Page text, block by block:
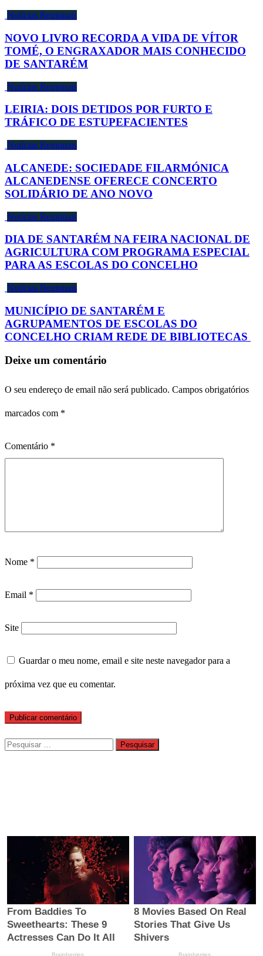
Notícias Regionais
NOVO LIVRO RECORDA A VIDA DE VÍTOR
TOMÉ, O ENGRAXADOR MAIS CONHECIDO
DE SANTARÉM
Notícias Regionais
LEIRIA: DOIS DETIDOS POR FURTO E
TRÁFICO DE ESTUPEFACIENTES
Notícias Regionais
ALCANEDE: SOCIEDADE FILARMÓNICA
ALCANEDENSE OFERECE CONCERTO
SOLIDÁRIO DE ANO NOVO
Notícias Regionais
DIA DE SANTARÉM NA FEIRA NACIONAL DE
AGRICULTURA COM PROGRAMA ESPECIAL
PARA AS ESCOLAS DO CONCELHO
Notícias Regionais
MUNICÍPIO DE SANTARÉM E
AGRUPAMENTOS DE ESCOLAS DO
CONCELHO CRIAM REDE DE BIBLIOTECAS
Deixe um comentário
O seu endereço de email não será publicado. Campos obrigatórios
marcados com *
Comentário *
Nome *
Email *
Site
Guardar o meu nome, email e site neste navegador para a
próxima vez que eu comentar.
Pesquisar
por: